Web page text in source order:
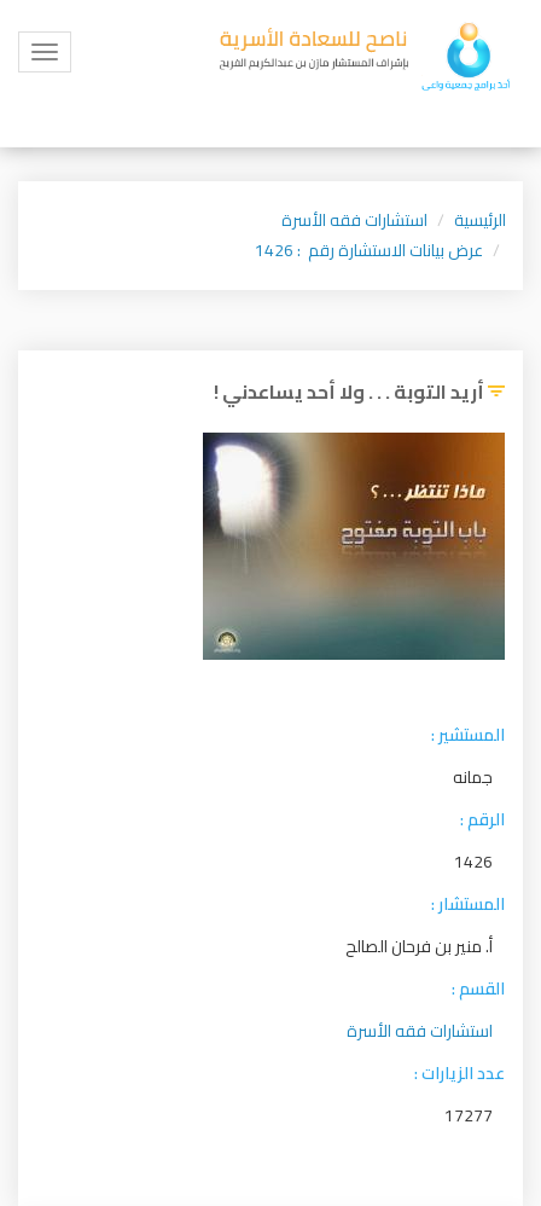
Toggle
الرئيسية
استشارات فقه الأسرة
عرض بيانات الاستشارة رقم : 1426
أريد التوبة . . . ولا أحد يساعدني !
المستشير :
جمانه
الرقم :
1426
المستشار :
أ. منير بن فرحان الصالح
القسم :
استشارات فقه الأسرة
عدد الزيارات :
17277